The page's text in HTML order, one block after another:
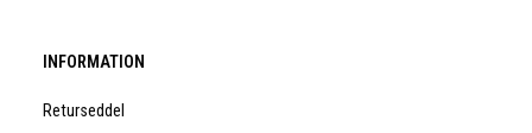
INFORMATION
Returseddel